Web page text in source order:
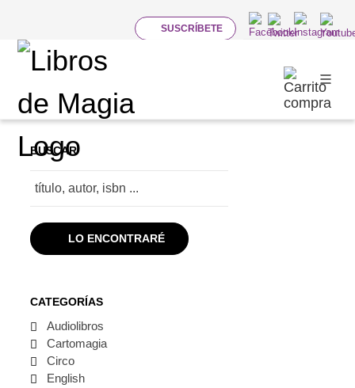
SUSCRÍBETE
TÉ: PUROS Y CLASICOS
BUSCAR
LO ENCONTRARÉ
CATEGORÍAS
Audiolibros
Cartomagia
Circo
English